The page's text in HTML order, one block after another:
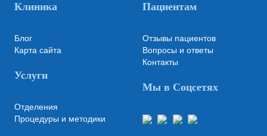
Клиника
Блог
Карта сайта
Услуги
Отделения
Процедуры и методики
Пациентам
Отзывы пациентов
Вопросы и ответы
Контакты
Мы в Соцсетях